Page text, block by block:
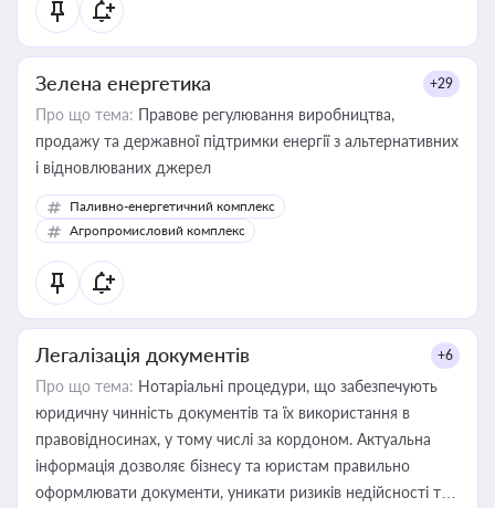
Зелена енергетика +29
Про що тема: Правове регулювання виробництва,
продажу та державної підтримки енергії з альтернативних
і відновлюваних джерел
Паливно-енергетичний комплекс
Агропромисловий комплекс
Легалізація документів +6
Про що тема: Нотаріальні процедури, що забезпечують
юридичну чинність документів та їх використання в
правовідносинах, у тому числі за кордоном. Актуальна
інформація дозволяє бізнесу та юристам правильно
оформлювати документи, уникати ризиків недійсності та